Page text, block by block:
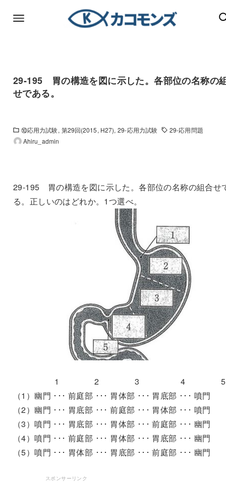
29-195 胃の構造を図に示した。各部位の名称の
せである。
⑩応用力試験 第29回(2015, H27) 29-応用力試験
29-応用問題
Ahiru_admin
29-195 胃の構造を図に示した。各部位の名称の組合せ
る。正しいのはどれか。1つ選べ。
1 2 3 4 5
（1）幽門 ･･･ 前庭部 ･･･ 胃体部 ･･･ 胃底部 ･･･ 噴門
（2）幽門 ･･･ 胃底部 ･･･ 前庭部 ･･･ 胃体部 ･･･ 噴門
（3）噴門 ･･･ 胃底部 ･･･ 胃体部 ･･･ 前庭部 ･･･ 幽門
（4）噴門 ･･･ 前庭部 ･･･ 胃体部 ･･･ 胃底部 ･･･ 幽門
（5）噴門 ･･･ 胃体部 ･･･ 胃底部 ･･･ 前庭部 ･･･ 幽門
スポンサーリンク